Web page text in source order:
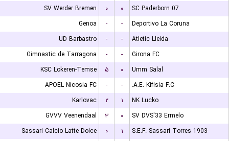
SV Werder Bremen
۰ ۰
SC Paderborn 07
Genoa
- -
Deportivo La Coruna
UD Barbastro
- -
Atletic Lleida
Gimnastic de Tarragona
- -
Girona FC
KSC Lokeren-Temse
۵ ۰
Umm Salal
APOEL Nicosia FC
- -
A.E. Kifisia F.C.
Karlovac
۲ ۱
NK Lucko
GVVV Veenendaal
۳ ۰
SV DVS'33 Ermelo
Sassari Calcio Latte Dolce
۰ ۱
S.E.F. Sassari Torres 1903